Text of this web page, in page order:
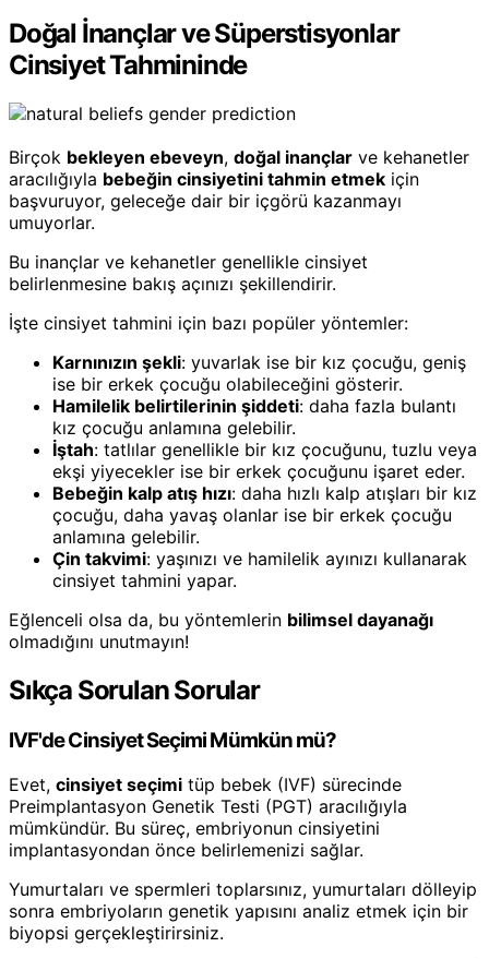
Doğal İnançlar ve Süperstisyonlar
Cinsiyet Tahmininde
Birçok bekleyen ebeveyn, doğal inançlar ve kehanetler
aracılığıyla bebeğin cinsiyetini tahmin etmek için
başvuruyor, geleceğe dair bir içgörü kazanmayı
umuyorlar.
Bu inançlar ve kehanetler genellikle cinsiyet
belirlenmesine bakış açınızı şekillendirir.
İşte cinsiyet tahmini için bazı popüler yöntemler:
Karnınızın şekli: yuvarlak ise bir kız çocuğu, geniş
ise bir erkek çocuğu olabileceğini gösterir.
Hamilelik belirtilerinin şiddeti: daha fazla bulantı
kız çocuğu anlamına gelebilir.
İştah: tatlılar genellikle bir kız çocuğunu, tuzlu veya
ekşi yiyecekler ise bir erkek çocuğunu işaret eder.
Bebeğin kalp atış hızı: daha hızlı kalp atışları bir kız
çocuğu, daha yavaş olanlar ise bir erkek çocuğu
anlamına gelebilir.
Çin takvimi: yaşınızı ve hamilelik ayınızı kullanarak
cinsiyet tahmini yapar.
Eğlenceli olsa da, bu yöntemlerin bilimsel dayanağı
olmadığını unutmayın!
Sıkça Sorulan Sorular
IVF'de Cinsiyet Seçimi Mümkün mü?
Evet, cinsiyet seçimi tüp bebek (IVF) sürecinde
Preimplantasyon Genetik Testi (PGT) aracılığıyla
mümkündür. Bu süreç, embriyonun cinsiyetini
implantasyondan önce belirlemenizi sağlar.
Yumurtaları ve spermleri toplarsınız, yumurtaları dölleyip
sonra embriyoların genetik yapısını analiz etmek için bir
biyopsi gerçekleştirirsiniz.